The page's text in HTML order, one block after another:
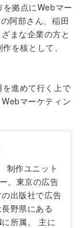
拠点にWebマー
阿部さん、稲田
まな企業の方と
を核として、
進めて行く上で
マーケティン
制作ユニット
。東京の広告
出版社で広告
野県にある
所属。 主に